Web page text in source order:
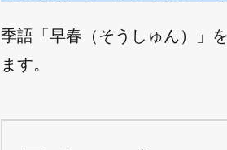
季語「早春（そうしゅん）」
ます。